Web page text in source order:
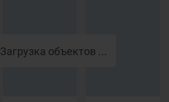
Загрузка объектов ...